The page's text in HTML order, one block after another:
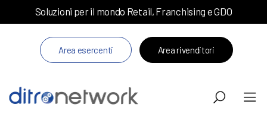
Soluzioni per il mondo Retail, Franchising e GDO
Area esercenti Area rivenditori